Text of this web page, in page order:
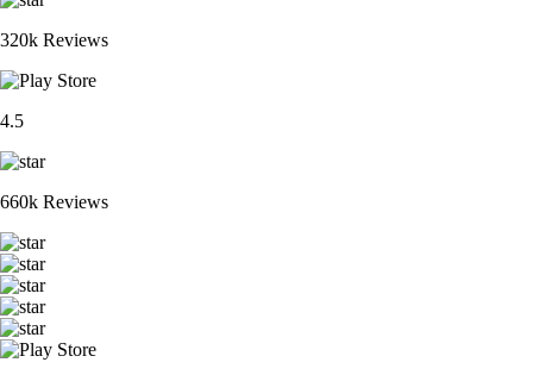
320k Reviews
4.5
660k Reviews